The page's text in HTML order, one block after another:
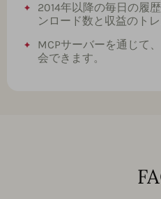
2014年以降の毎日の履
ンロード数と収益のト
MCPサーバーを通じて
会できます。